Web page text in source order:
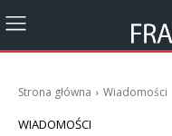
Strona główna Wiadomości
WIADOMOŚCI